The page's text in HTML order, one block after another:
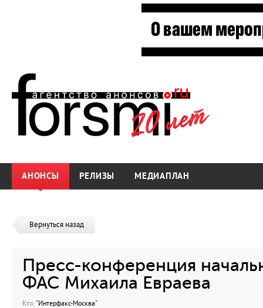
АНОНСЫ РЕЛИЗЫ МЕДИАПЛАН
Вернуться назад
Пресс-конференция
ФАС Михаила Евраева
Кто: "Интерфакс-Москва"